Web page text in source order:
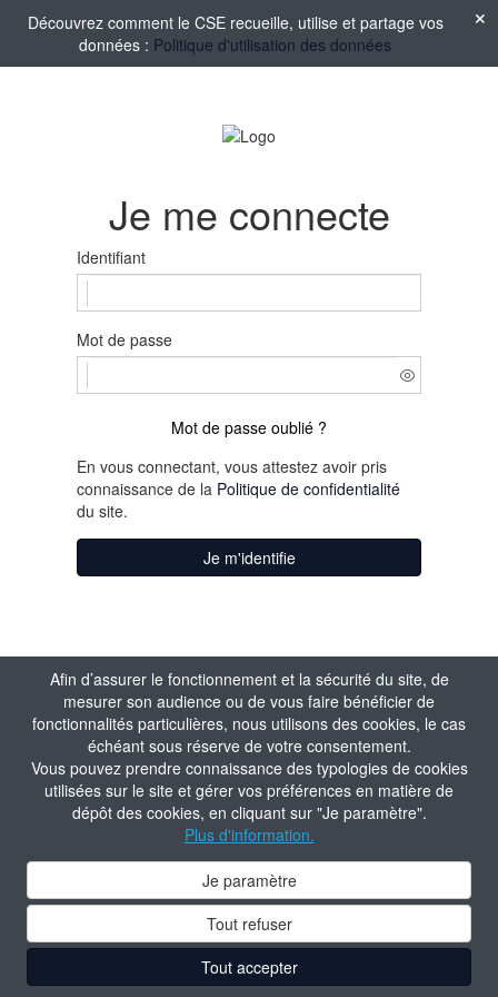
Afin d’assurer le fonctionnement et la sécurité du site, de
mesurer son audience ou de vous faire bénéficier de
fonctionnalités particulières, nous utilisons des cookies, le cas
échéant sous réserve de votre consentement.
Vous pouvez prendre connaissance des typologies de cookies
utilisées sur le site et gérer vos préférences en matière de
dépôt des cookies, en cliquant sur "Je paramètre".
Plus d'information.
Je paramètre
Tout refuser
Tout accepter
Découvrez comment le CSE recueille, utilise et partage vos
données : Politique d'utilisation des données
Je me connecte
Identifiant
Mot de passe
Mot de passe oublié ?
En vous connectant, vous attestez avoir pris
connaissance de la Politique de confidentialité
du site.
Je m'identifie